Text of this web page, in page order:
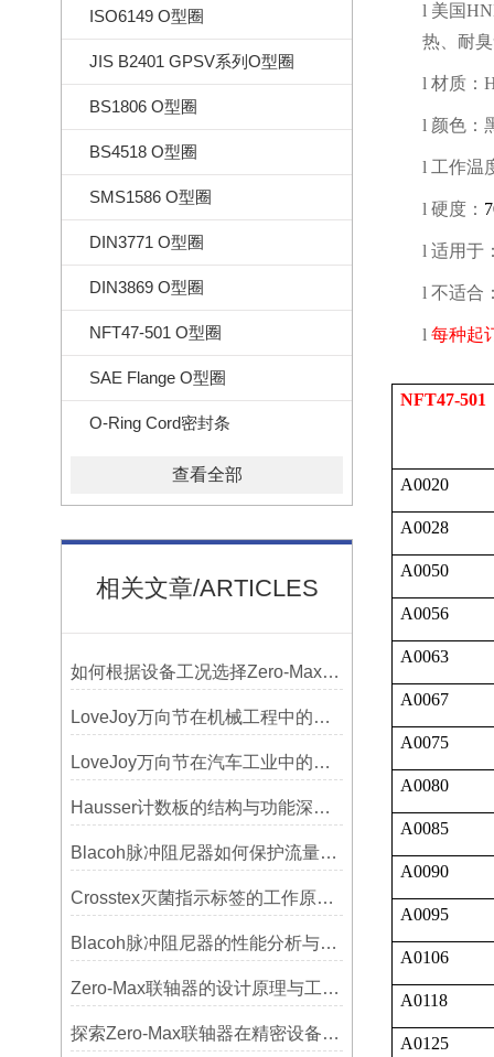
ISO6149 O型圈
JIS B2401 GPSV系列O型圈
BS1806 O型圈
BS4518 O型圈
SMS1586 O型圈
DIN3771 O型圈
DIN3869 O型圈
NFT47-501 O型圈
SAE Flange O型圈
O-Ring Cord密封条
查看全部
相关文章/ARTICLES
如何根据设备工况选择Zero-Max联轴器？
LoveJoy万向节在机械工程中的重要性
LoveJoy万向节在汽车工业中的重要性
Hausser计数板的结构与功能深度解析
Blacoh脉冲阻尼器如何保护流量计、压力开关和管路附件？
Crosstex灭菌指示标签的工作原理：变色反应机制详解
Blacoh脉冲阻尼器的性能分析与测试方法
Zero-Max联轴器的设计原理与工艺流程解析
探索Zero-Max联轴器在精密设备中的优势
l 美国
热、耐
l 材质：
l 颜色：
l 工作温
l 硬度：
l 适用于
l 不适合
l 每种起
NFT47-501
A0020
A0028
A0050
A0056
A0063
A0067
A0075
A0080
A0085
A0090
A0095
A0106
A0118
A0125